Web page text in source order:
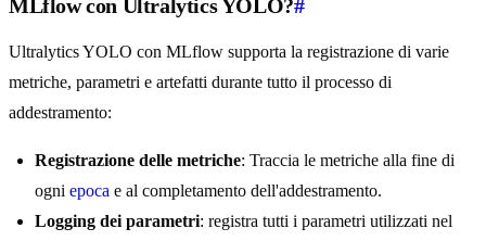
MLflow con Ultralytics YOLO?#
Ultralytics YOLO con MLflow supporta la registrazione di varie
metriche, parametri e artefatti durante tutto il processo di
addestramento:
Registrazione delle metriche: Traccia le metriche alla fine di
ogni epoca e al completamento dell'addestramento.
Logging dei parametri: registra tutti i parametri utilizzati nel